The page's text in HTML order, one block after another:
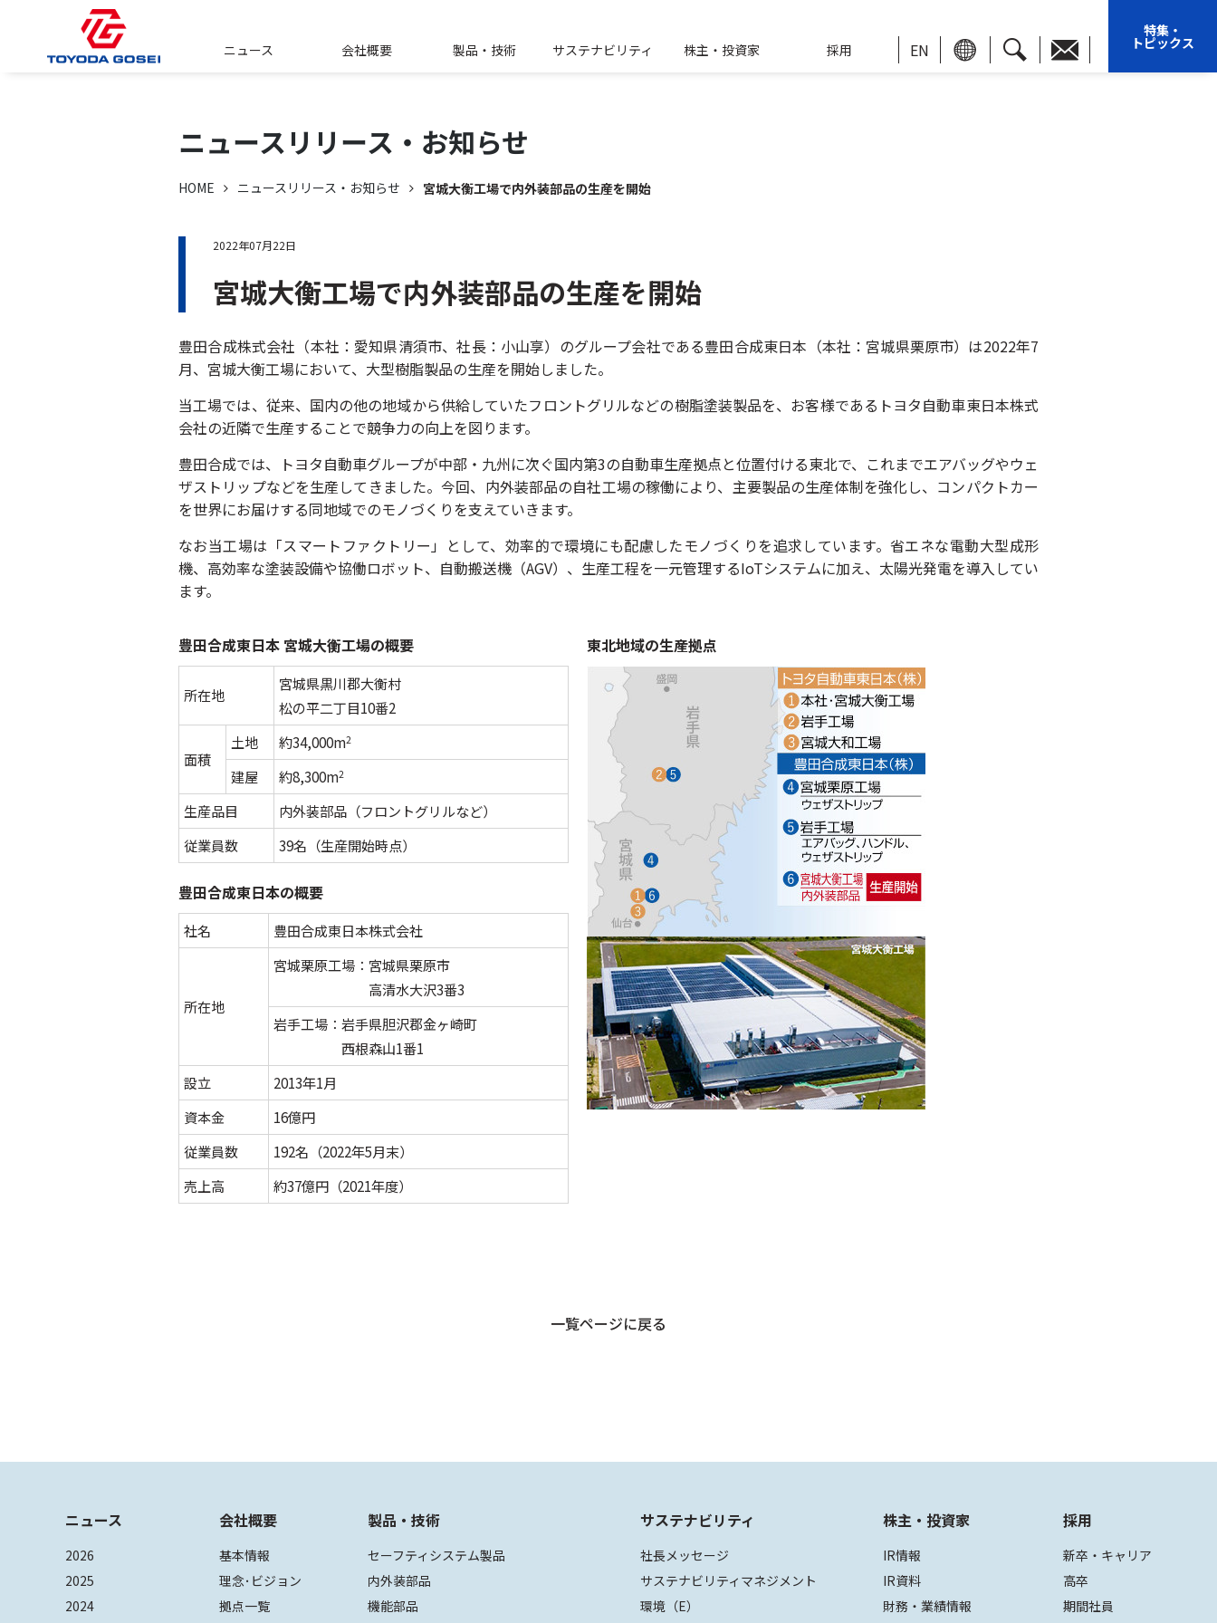
ニュース 会社概要 製品・技術 サステナビリティ 株主・投資家 採用 EN
特集・
トピックス
ニュースリリース・ お知らせ
HOME ニュースリリース・お知らせ 宮城大衡工場で内外装部品の生産を開始
2022年07月22日
宮城大衡工場で内外装部品の生産を開始
豊田合成株式会社（本社：愛知県清須市、社長：小山享）のグループ会社である豊田合成東日本（本社：宮城県栗原市）は2022年7
月、宮城大衡工場において、大型樹脂製品の生産を開始しました。
当工場では、従来、国内の他の地域から供給していたフロントグリルなどの樹脂塗装製品を、お客様であるトヨタ自動車東日本株式
会社の近隣で生産することで競争力の向上を図ります。
豊田合成では、トヨタ自動車グループが中部・九州に次ぐ国内第3の自動車生産拠点と位置付ける東北で、これまでエアバッグやウェ
ザストリップなどを生産してきました。今回、内外装部品の自社工場の稼働により、主要製品の生産体制を強化し、コンパクトカー
を世界にお届けする同地域でのモノづくりを支えていきます。
なお当工場は「スマートファクトリー」として、効率的で環境にも配慮したモノづくりを追求しています。省エネな電動大型成形
機、高効率な塗装設備や協働ロボット、自動搬送機（AGV）、生産工程を一元管理するIoTシステムに加え、太陽光発電を導入してい
ます。
豊田合成東日本 宮城大衡工場の概要
所在地
宮城県黒川郡大衡村
松の平二丁目10番2
面積
土地 約34,000m2
建屋 約8,300m2
生産品目
内外装部品（フロントグリルなど）
従業員数
39名（生産開始時点）
豊田合成東日本の概要
社名 豊田合成東日本株式会社
所在地
宮城栗原工場：宮城県栗原市
高清水大沢3番3
岩手工場：岩手県胆沢郡金ヶ崎町
西根森山1番1
設立
2013年1月
資本金
16億円
従業員数
192名（2022年5月末）
売上高
約37億円（2021年度）
東北地域の生産拠点
一覧ページに戻る
ニュース
2026
2025
2024
会社概要
基本情報
理念･ビジョン
拠点一覧
製品・技術
セーフティシステム製品
内外装部品
機能部品
サステナビリティ
社長メッセージ
サステナビリティマネジメント
環境（E）
株主・投資家
IR情報
IR資料
財務・業績情報
採用
新卒・キャリア
高卒
期間社員